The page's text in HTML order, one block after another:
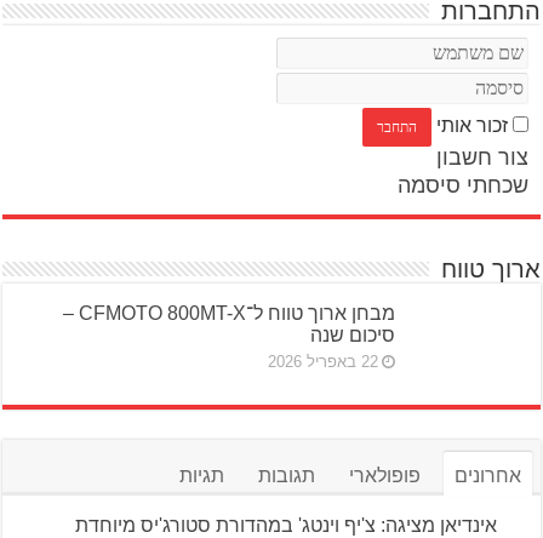
התחברות
זכור אותי
צור חשבון
שכחתי סיסמה
ארוך טווח
מבחן ארוך טווח ל־CFMOTO 800MT-X –
סיכום שנה
22 באפריל 2026
אחרונים פופולארי תגובות תגיות
אינדיאן מציגה: צ'יף וינטג' במהדורת סטורג'יס מיוחדת